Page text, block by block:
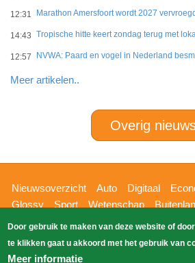
12:31
14:43 Tropische hitte keert zondag terug met
12:57 NVWA: Paard en vogel in Nederland
Meer artikelen..
Overig
Hoofdnavigatie
Nieuwsoverzicht Auto Digitaal
Glossy
Sport Wetenschap
Bizzpress
Blik op 112 Provincies
Zoeken
Copyright Blik Op
Door gebruik te maken van deze website of
te klikken gaat u akkoord met het gebruik van
Meer informatie